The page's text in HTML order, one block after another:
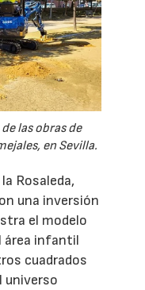
las obras de
en Sevilla.
Rosaleda,
una inversión
el modelo
área infantil
cuadrados
universo